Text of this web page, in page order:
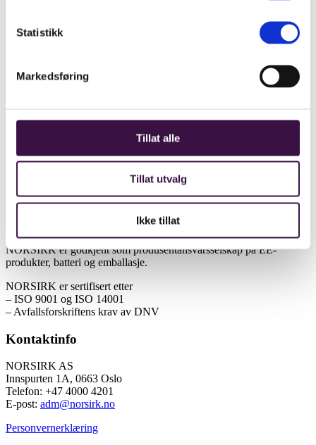
Statistikk
Markedsføring
Tillat alle
Tillat utvalg
Ikke tillat
Landbruksplast
Landbruksplast-veileder
Last ned faktabok Emballasjehåndtering for fremtiden
Dette er avfallsforskriften for EE-produkter
Spørsmål og svar
Tilsyn fra Miljødirektoratet
NORSIRK er godkjent som produsentansvarsselskap på EE-
produkter, batteri og emballasje.
NORSIRK er sertifisert etter
– ISO 9001 og ISO 14001
– Avfallsforskriftens krav av DNV
Kontaktinfo
NORSIRK AS
Innspurten 1A, 0663 Oslo
Telefon: +47 4000 4201
E-post: adm@norsirk.no
Personvernerklæring